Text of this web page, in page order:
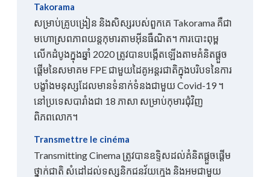
Takorama
សម្រាប់គ្រូបង្រៀន និងសិស្សរបស់ពួកគេ Takorama គឺជា
មហោស្រពភាពយន្តកុមារតាមអ៊ីនធឺណិត។ ការបោះពុម្ព
លើកដំបូងក្នុងឆ្នាំ 2020 ត្រូវបានបង្កើតឡើងតាមគំនិតផ្តួច
ផ្តើមនៃសមាគម FPE ជាមួយដៃគូអន្តរជាតិក្នុងបរិបទនៃការ
បង្ខាំងមនុស្សដែលមានទំនាក់ទំនងជាមួយ Covid-19 ។
នៅប្រទេសបារាំងជា 18 ភាសា សម្រាប់កុមារជុំវិញ
ពិភពលោក។
Transmettre le cinéma
Transmitting Cinema ត្រូវបានឧទ្ទិសដល់គំនិតផ្តួចផ្តើម
ថ្នាក់ជាតិ សំដៅដល់ទស្សនិកជនវ័យក្មេង និងអមជាមួយ